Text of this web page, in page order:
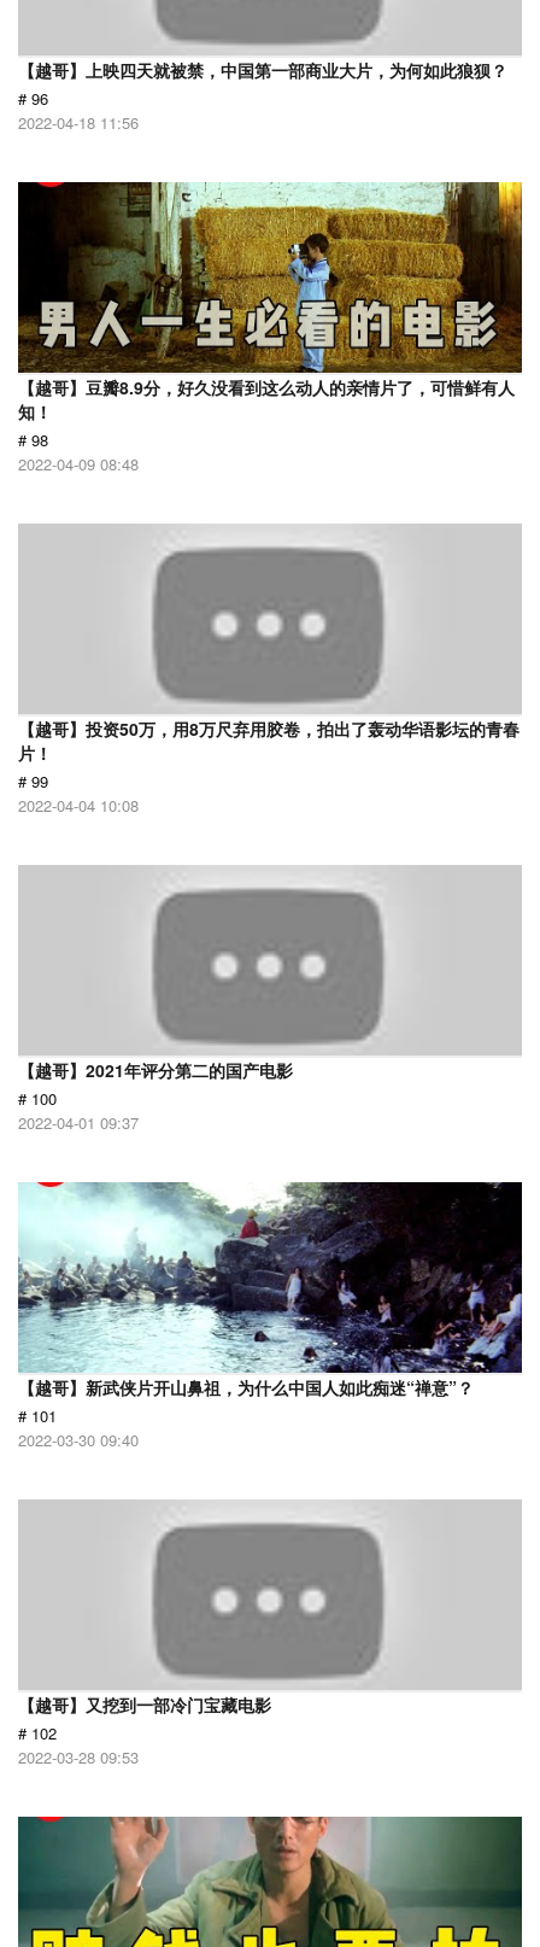
【越哥】上映四天就被禁，中国第一部商业大片，为何如此狼狈？
# 96
2022-04-18 11:56
【越哥】豆瓣8.9分，好久没看到这么动人的亲情片了，可惜鲜有人
知！
# 98
2022-04-09 08:48
【越哥】投资50万，用8万尺弃用胶卷，拍出了轰动华语影坛的青春
片！
# 99
2022-04-04 10:08
【越哥】2021年评分第二的国产电影
# 100
2022-04-01 09:37
【越哥】新武侠片开山鼻祖，为什么中国人如此痴迷“禅意”？
# 101
2022-03-30 09:40
【越哥】又挖到一部冷门宝藏电影
# 102
2022-03-28 09:53